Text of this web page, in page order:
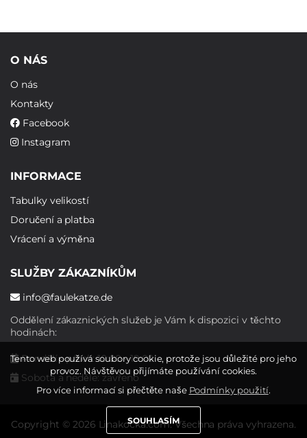
O NÁS
O nás
Kontakty
Facebook
Instagram
INFORMACE
Tabulky velikostí
Doručení a platba
Vrácení a výměna
SLUŽBY ZÁKAZNÍKŮM
info@faulekatze.de
Oddělení zákaznických služeb je Vám k dispozici v těchto
hodinách:
Pondělí - pátek: 10:00 - 19:00
Sobota a neděle: zavřeno
Copyright © 2026 Linakocka.com. Všechna práva vyhrazena.
Tento web používá soubory cookie, protože jsou důležité pro jeho
provoz. Návštěvou přijímáte používání cookies.
Pro více informací si přečtěte naše Podmínky použití.
SOUHLASÍM